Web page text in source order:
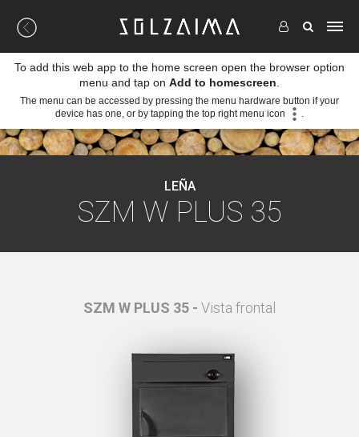
LEÑA
SZM W PLUS 35
SZM W PLUS 35 -Vista frontal
To add this web app to the home screen open the browser option
menu and tap on Add to homescreen
The menu can be accessed by pressing the menu hardware button if your
device has one, or by tapping the top right menu icon
.